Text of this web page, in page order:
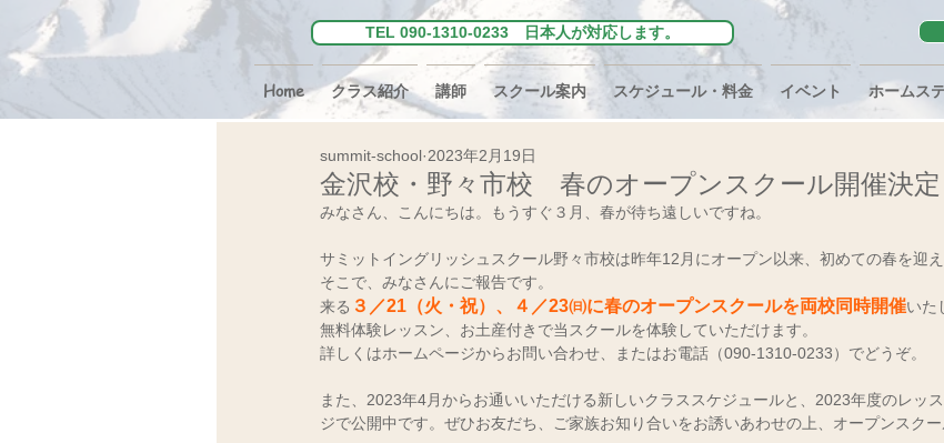
TEL 090-1310-0233 日本人が対応します。
Home クラス紹介 講師 スクール案内 スケジュール・料金 イベント ホームス
金沢校・野々市校 春のオープンスクール開催決定
summit-school 2023年2月19日
みなさん、こんにちは。もうすぐ３月、春が待ち遠しいですね。
サミットイングリッシュスクール野々市校は昨年12月にオープン以来、初めての春を迎え
そこで、みなさんにご報告です。
来る ３／21（火・祝）、４／23㈰に春のオープンスクールを両校同時開催いた
無料体験レッスン、お土産付きで当スクールを体験していただけます。
詳しくはホームページからお問い合わせ、またはお電話（090-1310-0233）でどうぞ。
また、2023年4月からお通いいただける新しいクラススケジュールと、2023年度のレッ
ジで公開中です。ぜひお友だち、ご家族お知り合いをお誘いあわせの上、オープンスクー